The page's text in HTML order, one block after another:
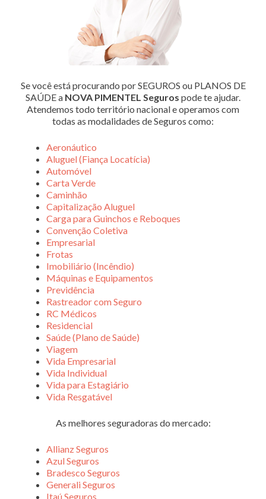
Se você está procurando por SEGUROS ou PLANOS DE
SAÚDE a NOVA PIMENTEL Seguros pode te ajudar.
Atendemos todo território nacional e operamos com
todas as modalidades de Seguros como:
Aeronáutico
Aluguel (Fiança Locatícia)
Automóvel
Carta Verde
Caminhão
Capitalização Aluguel
Carga para Guinchos e Reboques
Convenção Coletiva
Empresarial
Frotas
Imobiliário (Incêndio)
Máquinas e Equipamentos
Previdência
Rastreador com Seguro
RC Médicos
Residencial
Saúde (Plano de Saúde)
Viagem
Vida Empresarial
Vida Individual
Vida para Estagiário
Vida Resgatável
As melhores seguradoras do mercado:
Allianz Seguros
Azul Seguros
Bradesco Seguros
Generali Seguros
Itaú Seguros